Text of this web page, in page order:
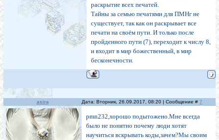
раскрытие всех печатей.
Тайны за семью печатями для ПМНг не
существует, так как он раскрывает все
печати на своём пути. И только после
пройденного пути (7), переходит к числу 8,
и входит в мир божественный, в мир
бесконечности.
asira Дата: Вторник, 26.09.2017, 08:20 | Сообщение # 7
pmn232,хорошо подытожено.Мне всегда
было не понятно почему люди хотят
научиться вскрывать коды,зачем?Мы своим